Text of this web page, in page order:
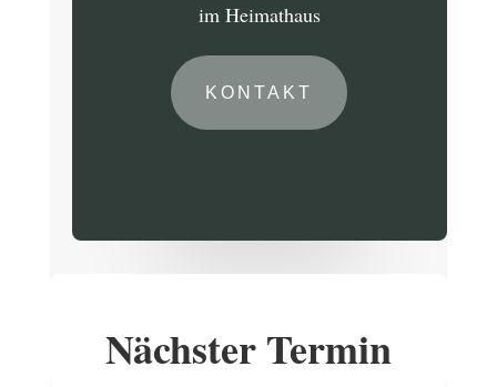
im Heimathaus
KONTAKT
Nächster Termin